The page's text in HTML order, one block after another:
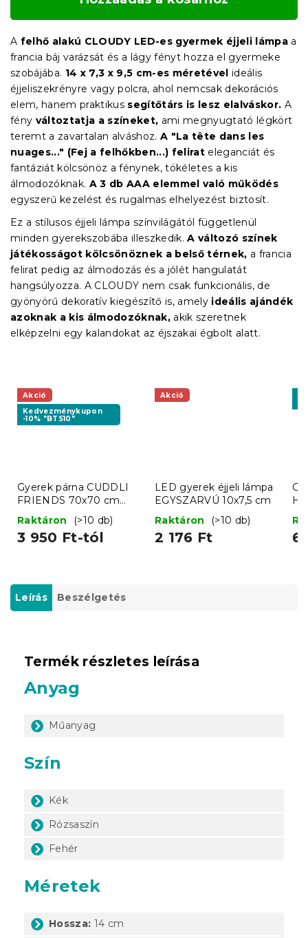
A felhő alakú CLOUDY LED-es gyermek éjjeli lámpa a
francia báj varázsát és a lágy fényt hozza el gyermeke
szobájába. 14 x 7,3 x 9,5 cm-es méretével ideális
éjjeliszekrényre vagy polcra, ahol nemcsak dekorációs
elem, hanem praktikus segítőtárs is lesz elalváskor. A
fény változtatja a színeket, ami megnyugtató légkört
teremt a zavartalan alváshoz. A "La tête dans les
nuages..." (Fej a felhőkben...) felirat eleganciát és
fantáziát kölcsönöz a fénynek, tökéletes a kis
álmodozóknak. A 3 db AAA elemmel való működés
egyszerű kezelést és rugalmas elhelyezést biztosít.
Ez a stílusos éjjeli lámpa színvilágától függetlenül
minden gyerekszobába illeszkedik.A változó színek
játékosságot kölcsönöznek a belső térnek, a francia
felirat pedig az álmodozás és a jólét hangulatát
hangsúlyozza. A CLOUDY nem csak funkcionális, de
gyönyörű dekoratív kiegészítő is, amely ideális ajándék
azoknak a kis álmodozóknak, akik szeretnek
elképzelni egy kalandokat az éjszakai égbolt alatt.
Akció
Kedvezménykupon
-10% "BTS10"
Gyerek párna CUDDLI
FRIENDS 70x70 cm
plüss - több színben
Raktáron (>10 db)
3 950 Ft-tól
Akció
LED gyerek éjjeli lámpa
EGYSZARVÚ 10x7,5 cm
Raktáron
(>10 db)
2 176 Ft 6
Leírás Beszélgetés
Termék részletes leírása
Anyag
Műanyag
Szín
Kék
Rózsaszín
Fehér
Méretek
Hossza: 14 cm